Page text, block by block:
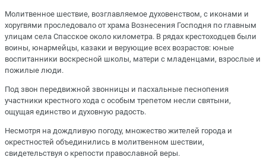
Молитвенное шествие, возглавляемое духовенством, с иконами и
хоругвями проследовало от храма Вознесения Господня по главным
улицам села Спасское около километра. В рядах крестоходцев были
воины, юнармейцы, казаки и верующие всех возрастов: юные
воспитанники воскресной школы, матери с младенцами, взрослые и
пожилые люди.
Под звон передвижной звонницы и пасхальные песнопения
участники крестного хода с особым трепетом несли святыни,
ощущая единство и духовную радость.
Несмотря на дождливую погоду, множество жителей города и
окрестностей объединились в молитвенном шествии,
свидетельствуя о крепости православной веры.